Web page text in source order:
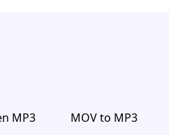
MP3 MOV to MP3